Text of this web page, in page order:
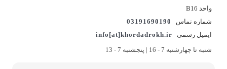
واحد B16
شماره تماس
03191690190
ایمیل رسمی
info[at]khordadrokh.ir
شنبه تا چهارشنبه 7 - 16 | پنجشنبه 7 - 13